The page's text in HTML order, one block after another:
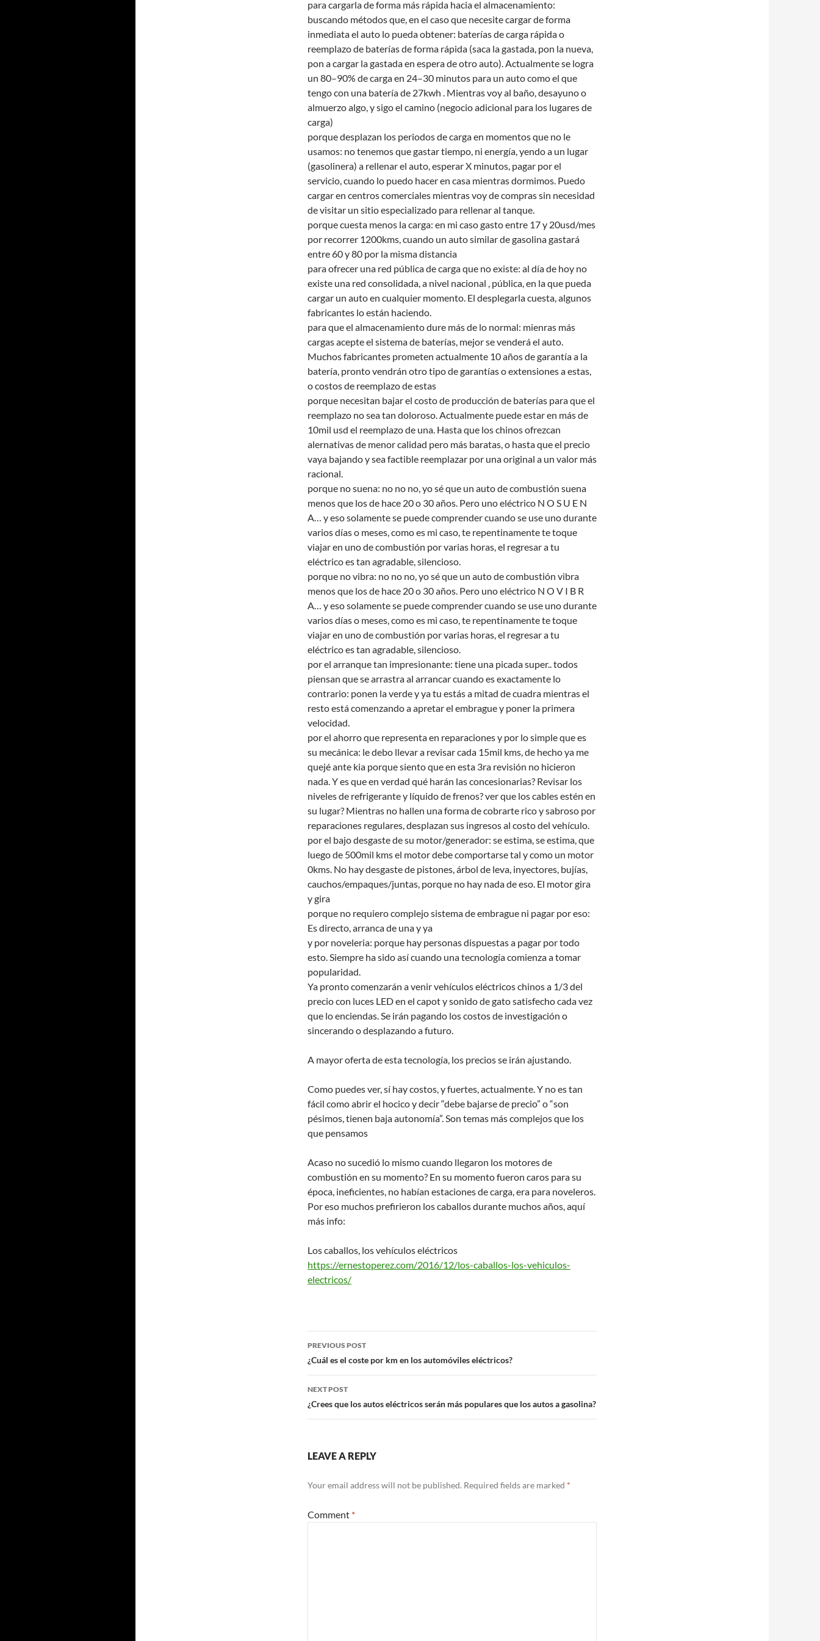
para cargarla de forma más rápida hacia el almacenamiento:
buscando métodos que, en el caso que necesite cargar de forma
inmediata el auto lo pueda obtener: baterías de carga rápida o
reemplazo de baterías de forma rápida (saca la gastada, pon la nueva,
pon a cargar la gastada en espera de otro auto). Actualmente se logra
un 80–90% de carga en 24–30 minutos para un auto como el que
tengo con una batería de 27kwh . Mientras voy al baño, desayuno o
almuerzo algo, y sigo el camino (negocio adicional para los lugares de
carga)
porque desplazan los periodos de carga en momentos que no le
usamos: no tenemos que gastar tiempo, ni energía, yendo a un lugar
(gasolinera) a rellenar el auto, esperar X minutos, pagar por el
servicio, cuando lo puedo hacer en casa mientras dormimos. Puedo
cargar en centros comerciales mientras voy de compras sin necesidad
de visitar un sitio especializado para rellenar al tanque.
porque cuesta menos la carga: en mi caso gasto entre 17 y 20usd/mes
por recorrer 1200kms, cuando un auto similar de gasolina gastará
entre 60 y 80 por la misma distancia
para ofrecer una red pública de carga que no existe: al día de hoy no
existe una red consolidada, a nivel nacional , pública, en la que pueda
cargar un auto en cualquier momento. El desplegarla cuesta, algunos
fabricantes lo están haciendo.
para que el almacenamiento dure más de lo normal: mienras más
cargas acepte el sistema de baterías, mejor se venderá el auto.
Muchos fabricantes prometen actualmente 10 años de garantía a la
batería, pronto vendrán otro tipo de garantías o extensiones a estas,
o costos de reemplazo de estas
porque necesitan bajar el costo de producción de baterías para que el
reemplazo no sea tan doloroso. Actualmente puede estar en más de
10mil usd el reemplazo de una. Hasta que los chinos ofrezcan
alernativas de menor calidad pero más baratas, o hasta que el precio
vaya bajando y sea factible reemplazar por una original a un valor más
racional.
porque no suena: no no no, yo sé que un auto de combustión suena
menos que los de hace 20 o 30 años. Pero uno eléctrico N O S U E N
A… y eso solamente se puede comprender cuando se use uno durante
varios días o meses, como es mi caso, te repentinamente te toque
viajar en uno de combustión por varias horas, el regresar a tu
eléctrico es tan agradable, silencioso.
porque no vibra: no no no, yo sé que un auto de combustión vibra
menos que los de hace 20 o 30 años. Pero uno eléctrico N O V I B R
A… y eso solamente se puede comprender cuando se use uno durante
varios días o meses, como es mi caso, te repentinamente te toque
viajar en uno de combustión por varias horas, el regresar a tu
eléctrico es tan agradable, silencioso.
por el arranque tan impresionante: tiene una picada super.. todos
piensan que se arrastra al arrancar cuando es exactamente lo
contrario: ponen la verde y ya tu estás a mitad de cuadra mientras el
resto está comenzando a apretar el embrague y poner la primera
velocidad.
por el ahorro que representa en reparaciones y por lo simple que es
su mecánica: le debo llevar a revisar cada 15mil kms, de hecho ya me
quejé ante kia porque siento que en esta 3ra revisión no hicieron
nada. Y es que en verdad qué harán las concesionarias? Revisar los
niveles de refrigerante y líquido de frenos? ver que los cables estén en
su lugar? Mientras no hallen una forma de cobrarte rico y sabroso por
reparaciones regulares, desplazan sus ingresos al costo del vehículo.
por el bajo desgaste de su motor/generador: se estima, se estima, que
luego de 500mil kms el motor debe comportarse tal y como un motor
0kms. No hay desgaste de pistones, árbol de leva, inyectores, bujías,
cauchos/empaques/juntas, porque no hay nada de eso. El motor gira
y gira
porque no requiero complejo sistema de embrague ni pagar por eso:
Es directo, arranca de una y ya
y por noveleria: porque hay personas dispuestas a pagar por todo
esto. Siempre ha sido así cuando una tecnología comienza a tomar
popularidad.
Ya pronto comenzarán a venir vehículos eléctricos chinos a 1/3 del
precio con luces LED en el capot y sonido de gato satisfecho cada vez
que lo enciendas. Se irán pagando los costos de investigación o
sincerando o desplazando a futuro.
A mayor oferta de esta tecnología, los precios se irán ajustando.
Como puedes ver, sí hay costos, y fuertes, actualmente. Y no es tan
fácil como abrir el hocico y decir “debe bajarse de precio” o “son
pésimos, tienen baja autonomía”. Son temas más complejos que los
que pensamos
Acaso no sucedió lo mismo cuando llegaron los motores de
combustión en su momento? En su momento fueron caros para su
época, ineficientes, no habían estaciones de carga, era para noveleros.
Por eso muchos prefirieron los caballos durante muchos años, aquí
más info:
Los caballos, los vehículos eléctricos
https://ernestoperez.com/2016/12/los-caballos-los-vehiculos-
electricos/
Post
navigation
PREVIOUS POST
¿Cuál es el coste por km en los automóviles eléctricos?
NEXT POST
¿Crees que los autos eléctricos serán más populares que los autos a gasolina?
LEAVE A REPLY
Your email address will not be published. Required fields are marked *
Comment *